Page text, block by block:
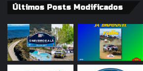
Últimos Posts Modificados